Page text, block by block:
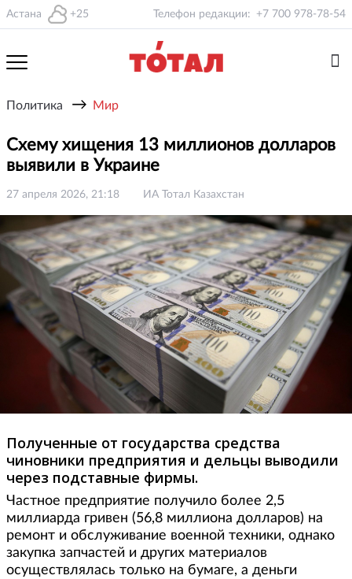
Астана +25 Телефон редакции: +7 700 978-78-54
Политика → Мир
Схему хищения 13 миллионов долларов
выявили в Украине
27 апреля 2026, 21:18 ИА Тотал Казахстан
Полученные от государства средства
чиновники предприятия и дельцы выводили
через подставные фирмы.
Частное предприятие получило более 2,5
миллиарда гривен (56,8 миллиона долларов) на
ремонт и обслуживание военной техники, однако
закупка запчастей и других материалов
осуществлялась только на бумаге, а деньги